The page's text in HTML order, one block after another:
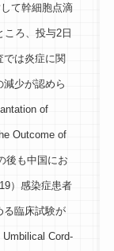
て幹細胞点滴
ろ、投与2日
では炎症に関
少が認めら
of
Outcome of
後も中国にお
）感染症患者
る臨床試験が
Cord-